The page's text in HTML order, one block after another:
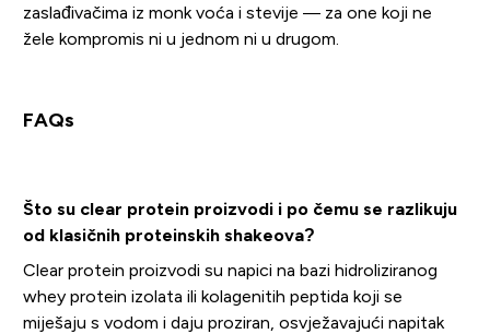
zaslađivačima iz monk voća i stevije — za one koji ne
žele kompromis ni u jednom ni u drugom.
FAQs
Što su clear protein proizvodi i po čemu se razlikuju
od klasičnih proteinskih shakeova?
Clear protein proizvodi su napici na bazi hidroliziranog
whey protein izolata ili kolagenitih peptida koji se
miješaju s vodom i daju proziran, osvježavajući napitak